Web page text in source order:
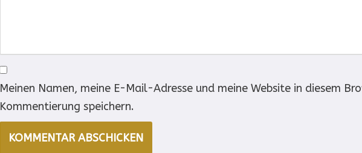
Meinen Namen, meine E-Mail-Adresse und meine Website in diesem
Kommentierung speichern.